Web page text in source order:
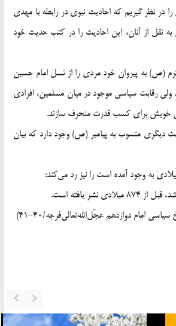
در نظر گیریم که احادیث نبوی در رابطه با مهدی
از آنان، این احادیث را در کتب حدیث خود
(ص) به پیروان خود مردی را از نسل امام حسین
ولی رقابت سیاسی موجود در میان مسلمین، افرادی
خویش برای کسب قدرت منحرف سازند.
دیگری منسوب به پیامبر (ص) وجود دارد که بیان
یافته است.
امام دوازدهم عجّل‌الله‌تعالی‌فرجه/40-41)